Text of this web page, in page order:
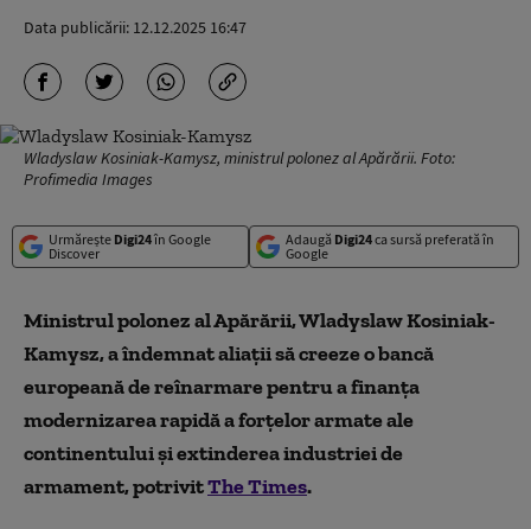
Data publicării: 12.12.2025 16:47
Wladyslaw Kosiniak-Kamysz, ministrul polonez al Apărării. Foto:
Profimedia Images
Urmărește Digi24în Google
Discover
Adaugă Digi24ca sursă preferată în
Google
MinistrulpolonezalApărării, Wladyslaw Kosiniak-
Kamysz, a îndemnat aliații să creeze o bancă
europeană de reînarmare pentru a finanța
modernizarea rapidă a forțelor armate ale
continentului și extinderea industriei de
armament,potrivitThe Times.